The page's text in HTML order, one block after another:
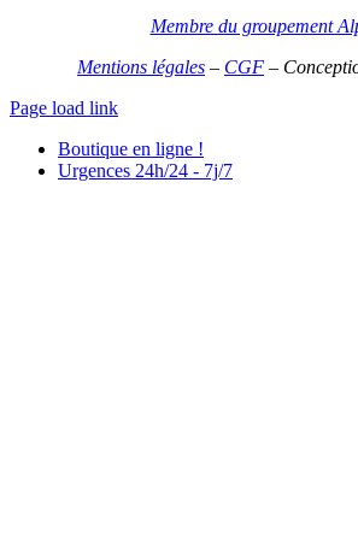
Membre du groupement
Mentions légales – CGF –
Page load link
Boutique en ligne !
Urgences 24h/24 - 7j/7